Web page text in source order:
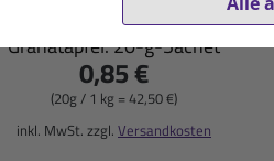
Granatapfel: 20-g-Sachet
0,85 €
(20g / 1 kg = 42,50 €)
inkl. MwSt. zzgl. Versandkosten